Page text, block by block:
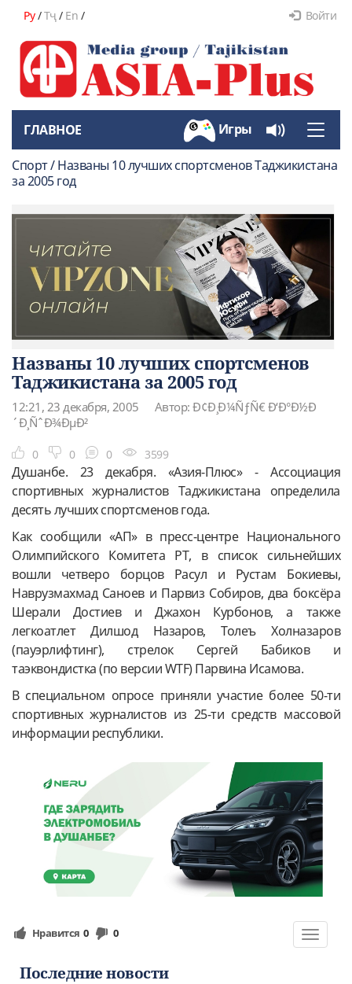
Ру/Тҷ/ En / Войти
Toggle
ГЛАВНОЕ Игры
Спорт / Названы 10 лучших спортсменов Таджикистана
за 2005 год
Названы 10 лучших спортсменов
Таджикистана за 2005 год
12:21, 23 декабря, 2005
Автор: Ð¢Ð¸Ð¼ÑƒÑ€ Ð‘Ð°Ð½Ð
´Ð¸ÑˆÐ¾ÐµÐ²
0 0 0 3599
Душанбе. 23 декабря. «Азия-Плюс» - Ассоциация
спортивных журналистов Таджикистана определила
десять лучших спортсменов года.
Как сообщили «АП» в пресс-центре Национального
Олимпийского Комитета РТ, в список сильнейших
вошли четверо борцов Расул и Рустам Бокиевы,
Наврузмахмад Саноев и Парвиз Собиров, два боксёра
Шерали Достиев и Джахон Курбонов, а также
легкоатлет Дилшод Назаров, Толеъ Холназаров
(пауэрлифтинг), стрелок Сергей Бабиков и
таэквондистка (по версии WTF) Парвина Исамова.
В специальном опросе приняли участие более 50-ти
спортивных журналистов из 25-ти средств массовой
информации республики.
Toggle
Нравится 0 0
Последние новости